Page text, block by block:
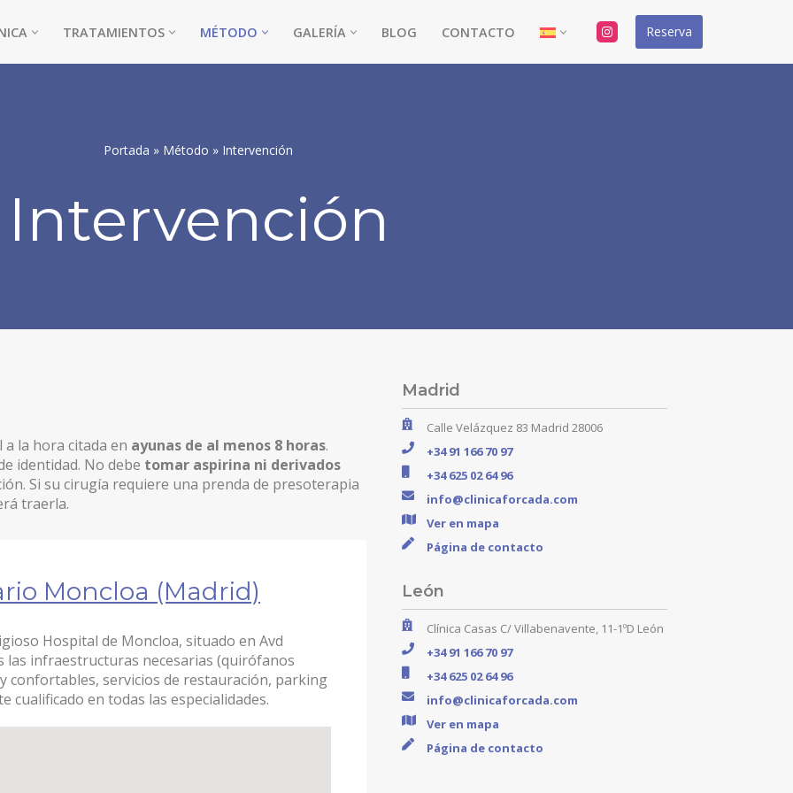
TRATAMIENTOS MÉTODO GALERÍA BLOG CONTACTO Reserva
Portada » Método » Intervención
Intervención
la hora citada en ayunas de al menos 8 horas.
identidad. No debe tomar aspirina ni derivados
Si su cirugía requiere una prenda de presoterapia
traerla.
Moncloa (Madrid)
Hospital de Moncloa, situado en Avd
las infraestructuras necesarias (quirófanos
confortables, servicios de restauración, parking
cualificado en todas las especialidades.
Madrid
Calle Velázquez 83 Madrid 28006
+34 91 166 70 97
+34 625 02 64 96
info@clinicaforcada.com
Ver en mapa
Página de contacto
León
Clínica Casas C/ Villabenavente, 11-1ºD León
+34 91 166 70 97
+34 625 02 64 96
info@clinicaforcada.com
Ver en mapa
Página de contacto